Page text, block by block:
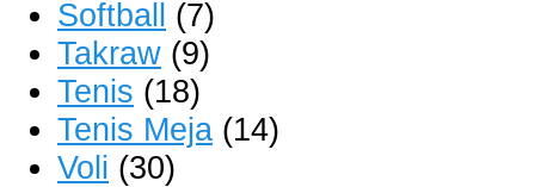
Softball (7)
Takraw (9)
Tenis (18)
Tenis Meja (14)
Voli (30)